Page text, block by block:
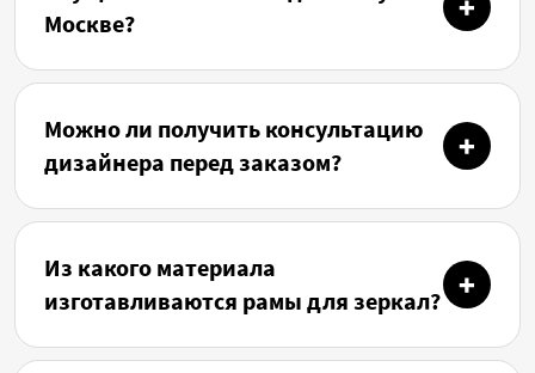
Москве?
Можно ли получить консультацию
дизайнера перед заказом?
Из какого материала
изготавливаются рамы для зеркал?